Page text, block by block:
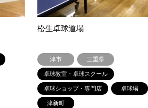
松生卓球道場
津市
三重県
卓球教室・卓球スクール
卓球ショップ・専門店
卓球場
津新町